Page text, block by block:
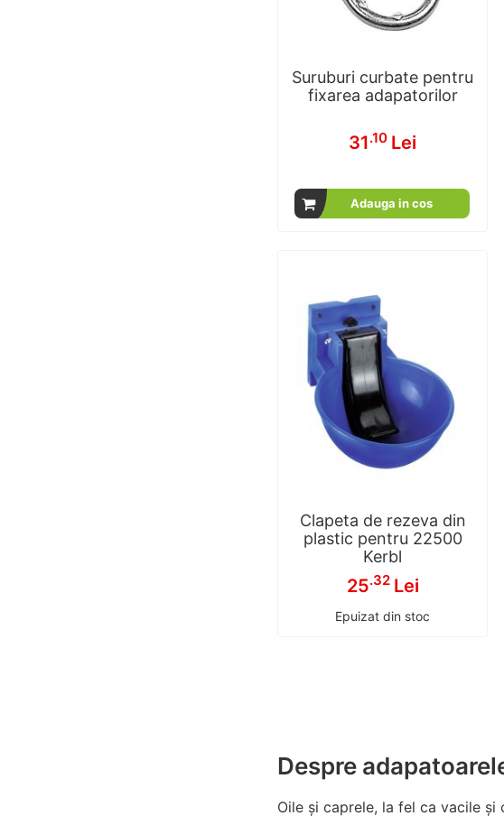
Suruburi curbate pentru
fixarea adapatorilor
31.10 Lei
Adauga in cos
Clapeta de rezeva din
plastic pentru 22500
Kerbl
25.32 Lei
Epuizat din stoc
Despre
Oile și caprele, la fel ca vacile și